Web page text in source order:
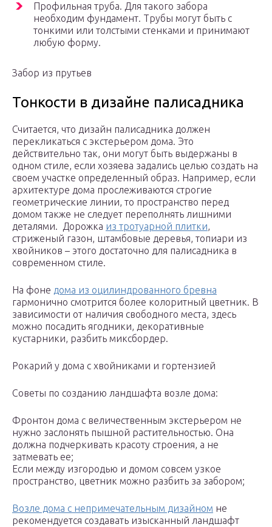
Профильная труба. Для такого забора
необходим фундамент. Трубы могут быть с
тонкими или толстыми стенками и принимают
любую форму.
Забор из прутьев
Тонкости в дизайне палисадника
Считается, что дизайн палисадника должен
перекликаться с экстерьером дома. Это
действительно так, они могут быть выдержаны в
одном стиле, если хозяева задались целью создать на
своем участке определенный образ. Например, если
архитектуре дома прослеживаются строгие
геометрические линии, то пространство перед
домом также не следует переполнять лишними
деталями. Дорожка из тротуарной плитки,
стриженый газон, штамбовые деревья, топиари из
хвойников – этого достаточно для палисадника в
современном стиле.
На фоне дома из оцилиндрованного бревна
гармонично смотрится более колоритный цветник. В
зависимости от наличия свободного места, здесь
можно посадить ягодники, декоративные
кустарники, разбить миксбордер.
Рокарий у дома с хвойниками и гортензией
Советы по созданию ландшафта возле дома:
Фронтон дома с величественным экстерьером не
нужно заслонять пышной растительностью. Она
должна подчеркивать красоту строения, а не
затмевать ее;
Если между изгородью и домом совсем узкое
пространство, цветник можно разбить за забором;
Возле дома с непримечательным дизайном не
рекомендуется создавать изысканный ландшафт